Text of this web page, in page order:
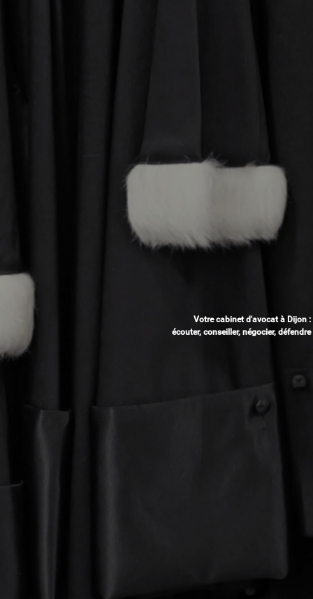
Votre cabinet d'avocat à Dijon :
écouter, conseiller, négocier, défendre